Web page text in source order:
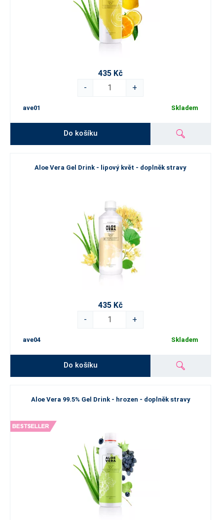
435 Kč
-
+
ave01 Skladem
Do košíku
Aloe Vera Gel Drink - lipový květ - doplněk stravy
435 Kč
-
+
ave04 Skladem
Do košíku
Aloe Vera 99.5% Gel Drink - hrozen - doplněk stravy